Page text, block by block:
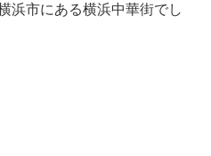
浜市にある横浜中華街でし